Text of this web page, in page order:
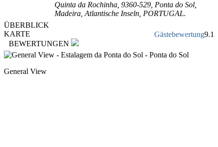
Quinta da Rochinha 9360-529 , Ponta do Sol,
Madeira Atlantische Inseln PORTUGAL.
Gästebewertung9.1
ÜBERBLICK
KARTE
BEWERTUNGEN
General View